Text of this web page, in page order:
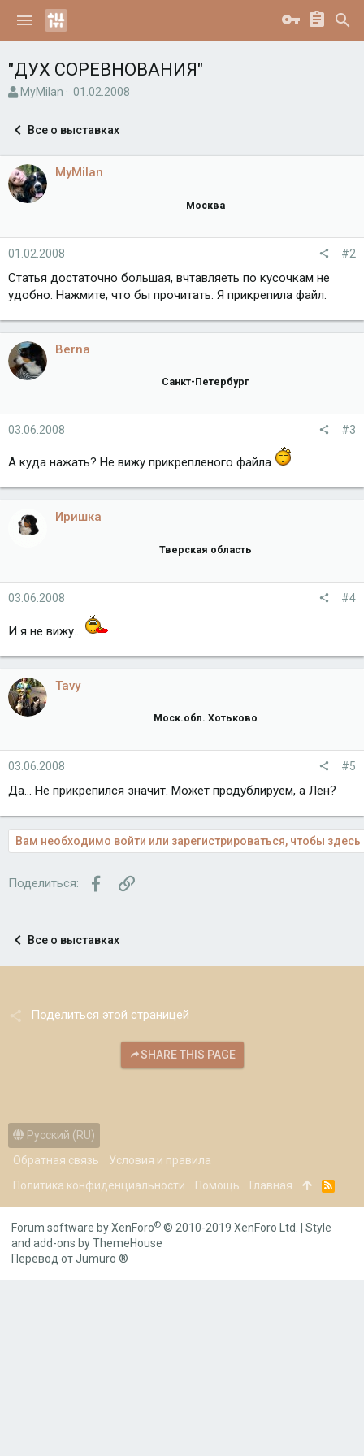
"ДУХ СОРЕВНОВАНИЯ"
А
о
т
е
м
MyMilan
Д
а
а
01.02.2008
Все о выставках
MyMilan
Москва
01.02.2008 #2
Статья достаточно большая, вчтавляеть по кусочкам не
удобно. Нажмите, что бы прочитать. Я прикрепила файл.
Berna
Санкт-Петербург
03.06.2008 #3
А куда нажать? Не вижу прикрепленого файла
Иришка
Тверская область
03.06.2008 #4
И я не вижу...
Tavy
Моск.обл. Хотьково
03.06.2008 #5
Да... Не прикрепился значит. Может продублируем, а Лен?
Вам необходимо войти или зарегистрироваться, чтобы здесь
Поделиться: FacebookСсылка
Все о выставках
Поделиться этой страницей
SHARE THIS PAGE
Русский (RU)
Обратная связь
Условия и правила
Политика конфиденциальности
Помощь Главная
R
Forum software by XenForo® © 2010-2019 XenForo Ltd.
Style
and add-ons by ThemeHouse
Перевод от Jumuro ®